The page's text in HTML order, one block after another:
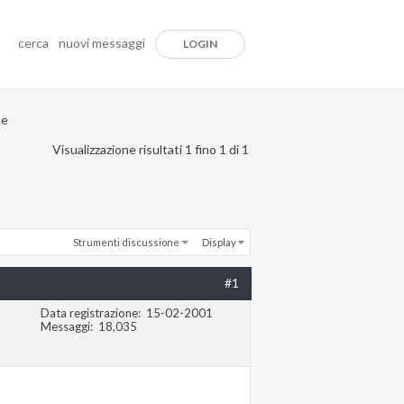
cerca nuovi messaggi LOGIN
Visualizzazione risultati 1 fino 1 di 1
Strumenti discussione Display
#1
Data registrazione
15-02-2001
Messaggi
18,035